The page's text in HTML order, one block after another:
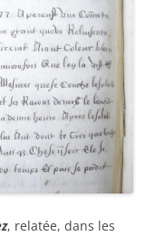
, relatée, dans les